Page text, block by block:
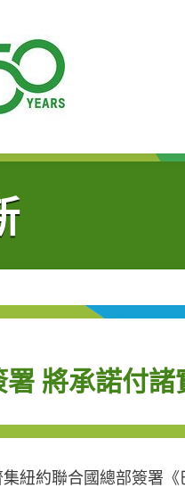
署 將承諾付諸
紐約聯合國總部簽署